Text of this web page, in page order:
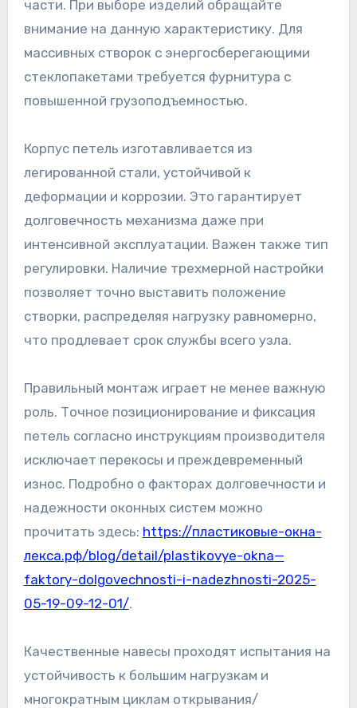
части. При выборе изделий обращайте
внимание на данную характеристику. Для
массивных створок с энергосберегающими
стеклопакетами требуется фурнитура с
повышенной грузоподъемностью.
Корпус петель изготавливается из
легированной стали, устойчивой к
деформации и коррозии. Это гарантирует
долговечность механизма даже при
интенсивной эксплуатации. Важен также тип
регулировки. Наличие трехмерной настройки
позволяет точно выставить положение
створки, распределяя нагрузку равномерно,
что продлевает срок службы всего узла.
Правильный монтаж играет не менее важную
роль. Точное позиционирование и фиксация
петель согласно инструкциям производителя
исключает перекосы и преждевременный
износ. Подробно о факторах долговечности и
надежности оконных систем можно
прочитать здесь: https://пластиковые-окна-
лекса.рф/blog/detail/plastikovye-okna—
faktory-dolgovechnosti-i-nadezhnosti-2025-
05-19-09-12-01/.
Качественные навесы проходят испытания на
устойчивость к большим нагрузкам и
многократным циклам открывания/